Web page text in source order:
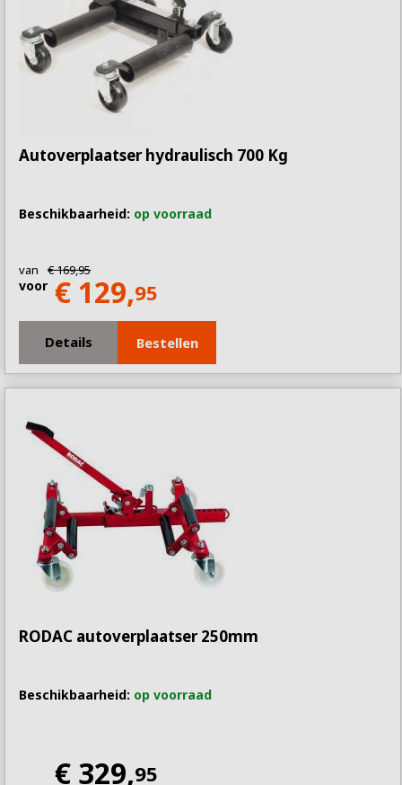
Autoverplaatser hydraulisch 700 Kg
Beschikbaarheid: op voorraad
van € 169,95
voor € 129,95
Details Bestellen
RODAC autoverplaatser 250mm
Beschikbaarheid: op voorraad
€ 329,95